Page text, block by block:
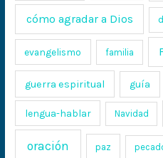
cómo agradar a Dios
evangelismo familia
guerra espiritual guía
lengua-hablar Navidad
oración paz